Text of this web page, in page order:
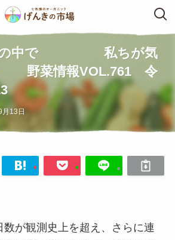
暑の中で 私ちが気
野菜情報VOL.761 令
13日
が観測史上を超え、さらに連